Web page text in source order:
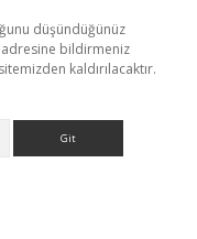
düşündüğünüz
adresine bildirmeniz
kaldırılacaktır.